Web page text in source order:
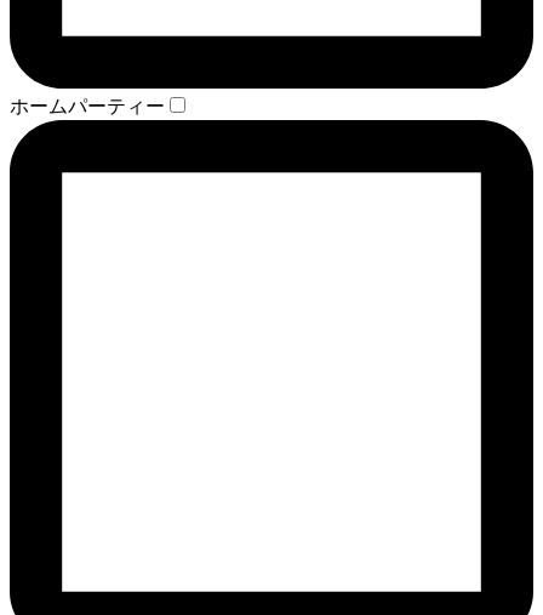
ホームパーティー